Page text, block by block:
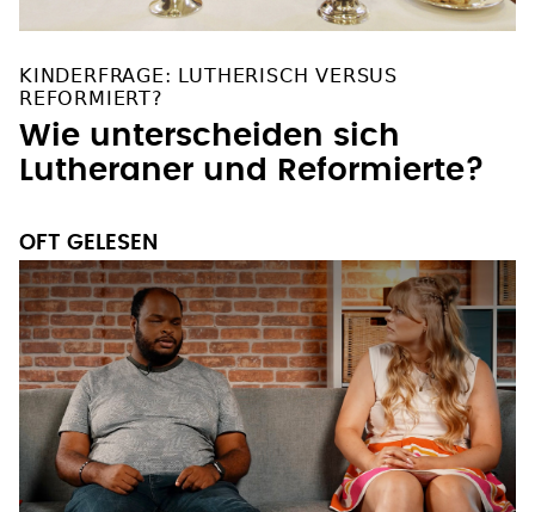
KINDERFRAGE: LUTHERISCH VERSUS
REFORMIERT?
Wie unterscheiden sich
Lutheraner und Reformierte?
OFT GELESEN